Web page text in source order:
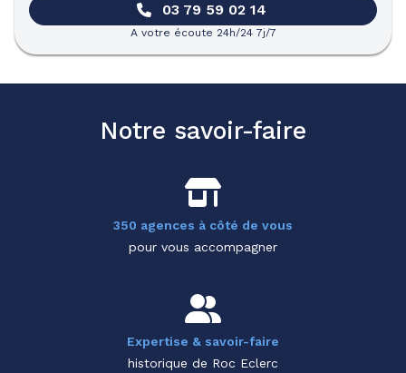
03 79 59 02 14
A votre écoute 24h/24 7j/7
Notre savoir-faire
350 agences à côté de vous
pour vous accompagner
Expertise & savoir-faire
historique de Roc Eclerc